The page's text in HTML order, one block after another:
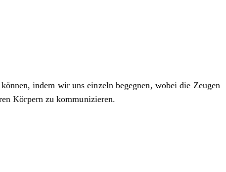
indem wir uns einzeln begegnen, wobei die Zeugen
Körpern zu kommunizieren.